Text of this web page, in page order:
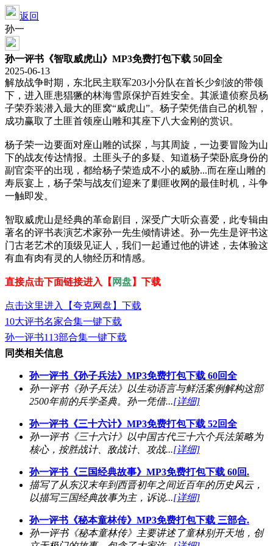
返回
孙一
孙一评书《智取威虎山》MP3免费打包下载 50回全
2025-06-13
解放战争时期，东北民主联军203小分队在首长少剑波的带领
下，进入匪患猖獗的林海雪原保护百姓安全。其派遣侦察员杨
子荣乔装潜入最大的匪窝“威虎山”。杨子荣凭借自己的机智，
成功赢取了土匪首领座山雕和其座下八大金刚的赏识。
杨子荣一边要面对座山雕的试探，与其周旋，一边要冒险为山
下的战友传达情报。土匪头子的多疑、知道杨子荣卧底身份的
副官栾平的出现，都给杨子荣造成不小的威胁...而在座山雕的
寿辰宴上，杨子荣与战友们迎来了剿匪收网的最佳时机，斗争
一触即发。
智取威虎山是经典的革命剧目，深受广大听众喜爱，此专辑由
著名的评书表演艺术家孙一先生倾情讲述。孙一先生是评书这
门古老艺术的顶级见证人，我们一起通过他的讲述，去体验这
有血有肉有灵的人物经历和情感。
直接点击下面链接进入【 网盘】下载
点击这里进入【夸克网盘】下载
10大评书名家合集一键下载
孙一评书113部合集一键下载
同类相关信息
孙一评书《孙子兵法》MP3免费打包下载 60回全
孙一评书《孙子兵法》以生动语言与鲜活案例解构这部
2500年前的兵学圣典。孙一凭借...[详细]
孙一评书《三十六计》MP3免费打包下载 52回全
孙一评书《三十六计》以中国古代三十六个兵法策略为
核心，按胜战计、敌战计、攻战...[详细]
孙一评书《三国经典故事》MP3免费打包下载 60回.
描写了从东汉末年到西晋初年之间近百年的历史风云，
以描写三国经典故事为主，诉说...[详细]
孙一评书《秘本童林传》MP3免费打包下载 三部合.
孙一评书《秘本童林传》主要讲述了童林别开天地，创